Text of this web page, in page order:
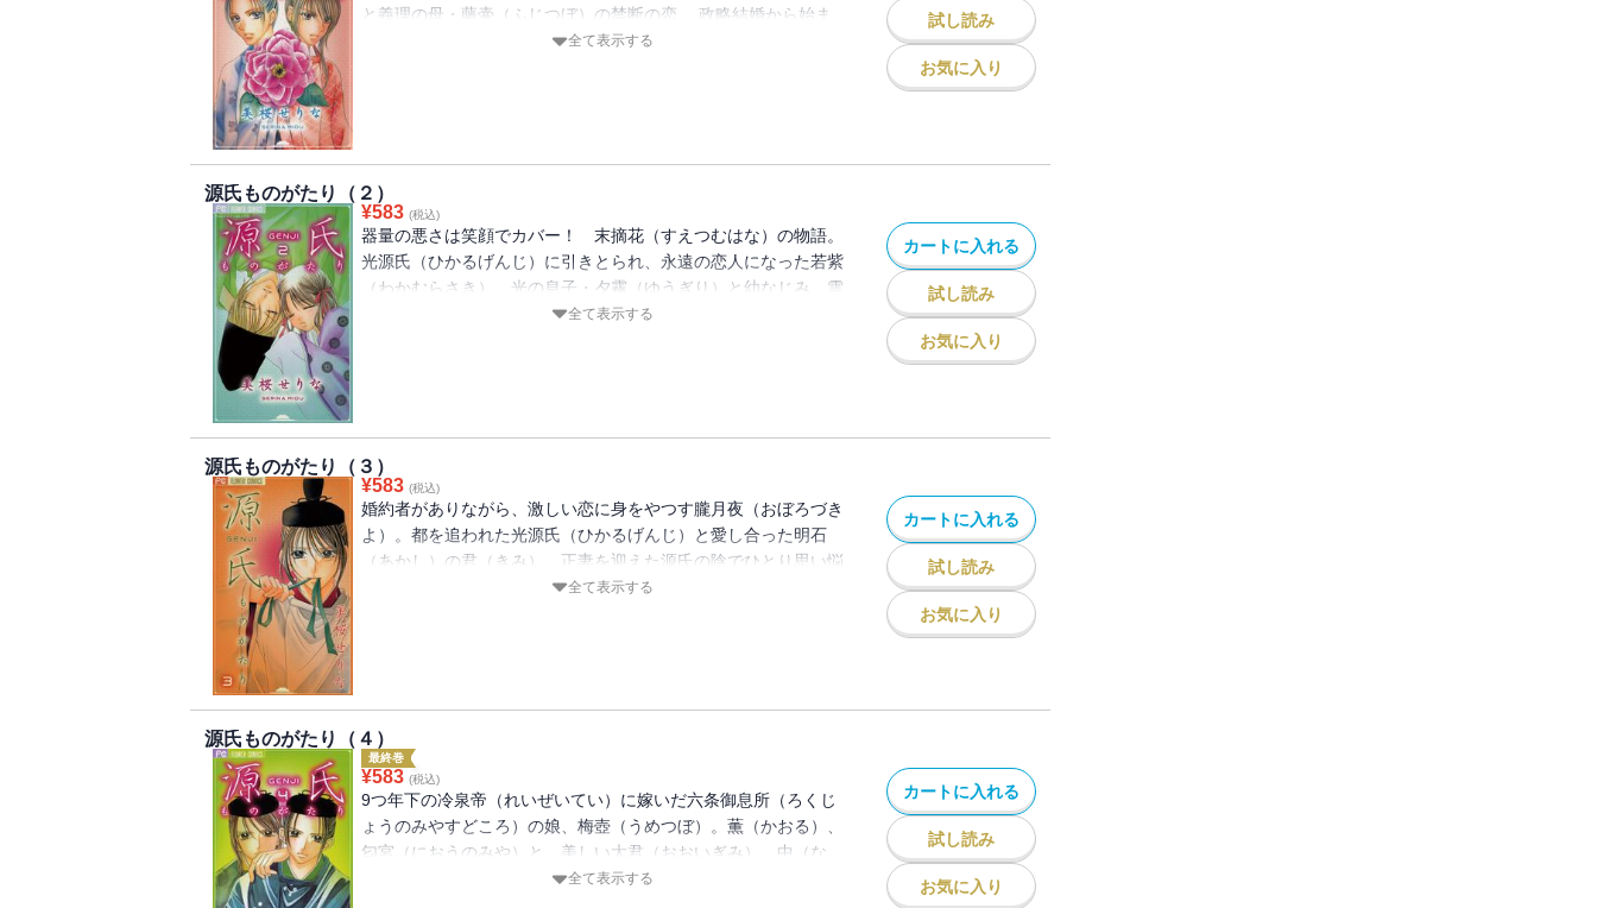
と義理の母・藤壷（ふじつぼ）の禁断の恋。 政略結婚から始ま
った葵（あおい）の上（うえ）の初恋。生霊になるまで源氏を愛
御息所・陰の恋
全て表示する
試し読み
お気に入り
源氏ものがたり（２）
¥583 (税込)
器量の悪さは笑顔でカバー！ 末摘花（すえつむはな）の物語。
光源氏（ひかるげんじ）に引きとられ、永遠の恋人になった若紫
（わかむらさき）。光の息子・夕霧（ゆうぎり）と幼なじみ、雲
居（くもい）の雁（かり）の純愛。女の子のキモチは今も昔も変
全て表示する
カートに入れる
試し読み
お気に入り
源氏ものがたり（３）
¥583 (税込)
婚約者がありながら、激しい恋に身をやつす朧月夜（おぼろづき
よ）。都を追われた光源氏（ひかるげんじ）と愛し合った明石
（あかし）の君（きみ）。正妻を迎えた源氏の陰でひとり思い悩
んだ紫（むらさき）の上（うえ）。そして、幼い女三宮（おんな
全て表示する
カートに入れる
試し読み
お気に入り
源氏ものがたり（４）
最終巻
¥583 (税込)
9つ年下の冷泉帝（れいぜいてい）に嫁いだ六条御息所（ろくじ
ょうのみやすどころ）の娘、梅壺（うめつぼ）。薫（かおる）、
匂宮（におうのみや）と、美しい大君（おおいぎみ）、中（な
か）の君（きみ）姉妹の恋模様。心は薫にひかれ、体は匂宮にひ
全て表示する
カートに入れる
試し読み
お気に入り